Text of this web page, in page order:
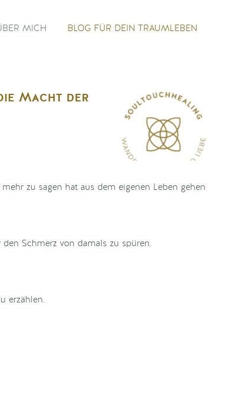
MICH BLOG FÜR DEIN TRAUMLEBEN
Macht der
zu sagen hat aus dem eigenen Leben gehen
Schmerz von damals zu spüren.
erzählen.